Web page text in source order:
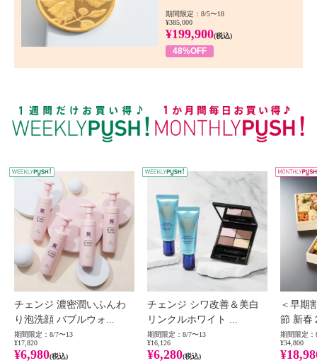
期間限定：8/5〜18
¥385,000
¥199,900(税込)
48%OFF
WEEKLY PUSH
チェンジ 濃密潤いふんわ
り泡洗顔 バブルウォ...
期間限定：8/7〜13
¥17,820
¥6,980(税込)
チェンジ シワ改善＆美白
リンクルホワイト ...
期間限定：8/7〜13
¥16,126
¥6,280(税込)
＜早期
節 新春
期間限定：
¥34,800